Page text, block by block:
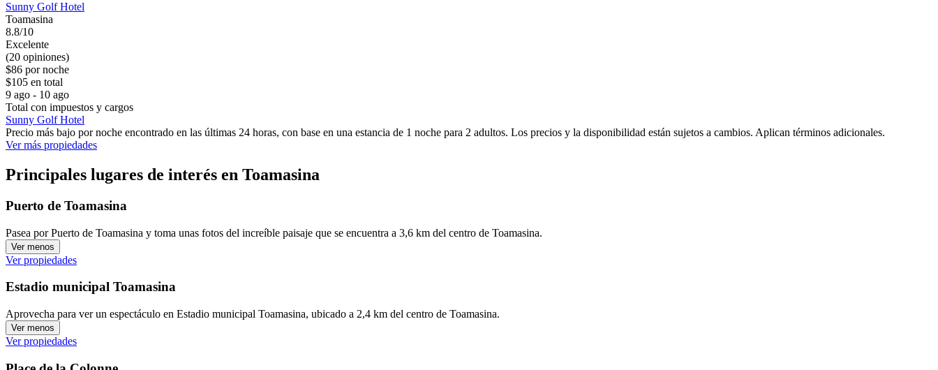
Sunny Golf Hotel
Toamasina
8.8/10
Excelente
(20 opiniones)
$86 por noche
$105 en total
9 ago - 10 ago
Total con impuestos y cargos
Sunny Golf Hotel
Precio más bajo por noche encontrado en las últimas 24 horas, con base en una estancia de 1 noche para 2 adultos. Los precios y la disponibilidad están sujetos a cambios. Aplican términos adicionales.
Ver más propiedades
Principales lugares de interés en Toamasina
Puerto de Toamasina
Pasea por Puerto de Toamasina y toma unas fotos del increíble paisaje que se encuentra a 3,6 km del centro de Toamasina.
Ver menos
Ver propiedades
Estadio municipal Toamasina
Aprovecha para ver un espectáculo en Estadio municipal Toamasina, ubicado a 2,4 km del centro de Toamasina.
Ver menos
Ver propiedades